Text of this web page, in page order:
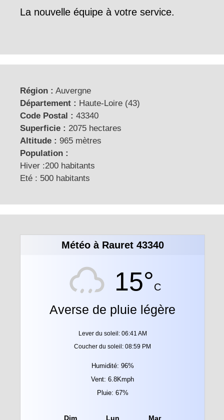
La nouvelle équipe à votre service.
Région : Auvergne
Département : Haute-Loire (43)
Code Postal : 43340
Superficie : 2075 hectares
Altitude : 965 mètres
Population :
Hiver :200 habitants
Eté : 500 habitants
Météo à Rauret 43340
15°C
Averse de pluie légère
Lever du soleil: 06:41 AM
Coucher du soleil: 08:59 PM
Humidité: 96%
Vent: 6.8Kmph
Pluie: 67%
Dim Lun Mar